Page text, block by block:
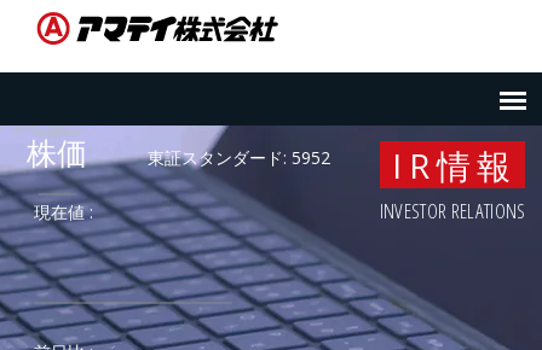
IR情報
INVESTOR RELATIONS